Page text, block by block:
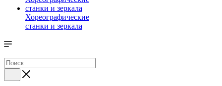
Хореографические
станки и зеркала